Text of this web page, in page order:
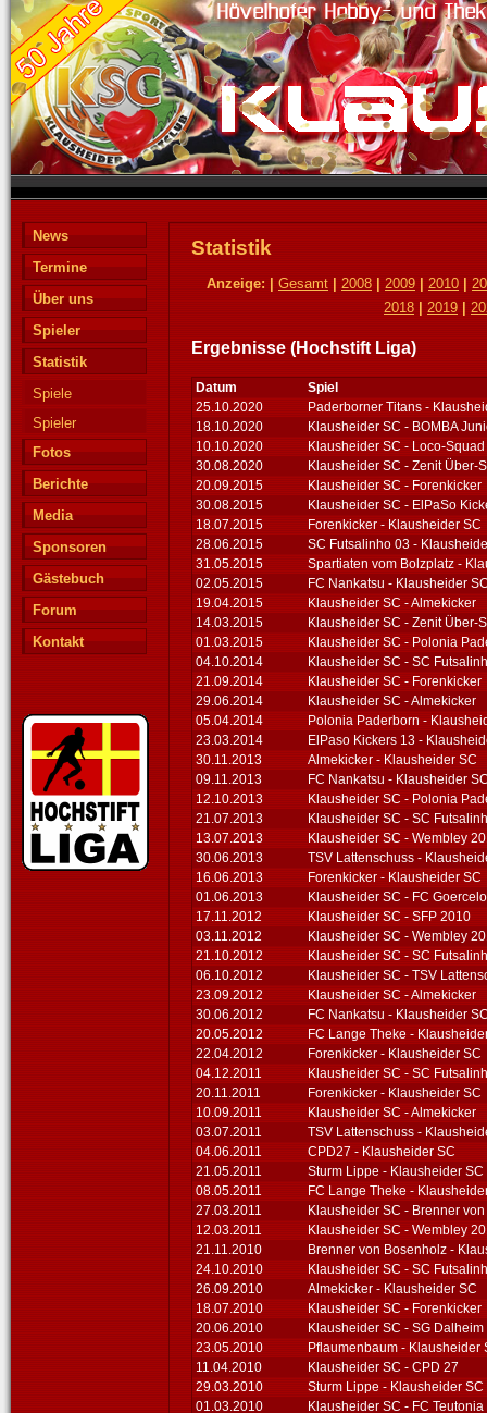
News
Termine
Über uns
Spieler
Statistik
Spiele
Spieler
Fotos
Berichte
Media
Sponsoren
Gästebuch
Forum
Kontakt
Statistik
Anzeige: | Gesamt 2008 2009 2010
2018
2019
Ergebnisse (Hochstift Liga)
Datum
Spiel
25.10.2020
Paderborner Titans -
18.10.2020
Klausheider SC - BOMBA
10.10.2020
Klausheider SC - Loco-
30.08.2020
Klausheider SC - Zenit Über-
20.09.2015
Klausheider SC - Forenkicker
30.08.2015
Klausheider SC - ElPaSo
18.07.2015
Forenkicker - Klausheider SC
28.06.2015
SC Futsalinho 03 -
31.05.2015
Spartiaten vom Bolzplatz -
02.05.2015
FC Nankatsu - Klausheider
19.04.2015
Klausheider SC - Almekicker
14.03.2015
Klausheider SC - Zenit Über-
01.03.2015
Klausheider SC - Polonia
04.10.2014
Klausheider SC - SC
21.09.2014
Klausheider SC - Forenkicker
29.06.2014
Klausheider SC - Almekicker
05.04.2014
Polonia Paderborn -
23.03.2014
ElPaso Kickers 13 -
30.11.2013
Almekicker - Klausheider SC
09.11.2013
FC Nankatsu - Klausheider
12.10.2013
Klausheider SC - Polonia
21.07.2013
Klausheider SC - SC
13.07.2013
Klausheider SC - Wembley
30.06.2013
TSV Lattenschuss -
16.06.2013
Forenkicker - Klausheider SC
01.06.2013
Klausheider SC - FC
17.11.2012
Klausheider SC - SFP 2010
03.11.2012
Klausheider SC - Wembley
21.10.2012
Klausheider SC - SC
06.10.2012
Klausheider SC - TSV
23.09.2012
Klausheider SC - Almekicker
30.06.2012
FC Nankatsu - Klausheider
20.05.2012
FC Lange Theke -
22.04.2012
Forenkicker - Klausheider SC
04.12.2011
Klausheider SC - SC
20.11.2011
Forenkicker - Klausheider SC
10.09.2011
Klausheider SC - Almekicker
03.07.2011
TSV Lattenschuss -
04.06.2011
CPD27 - Klausheider SC
21.05.2011
Sturm Lippe - Klausheider SC
08.05.2011
FC Lange Theke -
27.03.2011
Klausheider SC - Brenner
12.03.2011
Klausheider SC - Wembley
21.11.2010
Brenner von Bosenholz -
24.10.2010
Klausheider SC - SC
26.09.2010
Almekicker - Klausheider SC
18.07.2010
Klausheider SC - Forenkicker
20.06.2010
Klausheider SC - SG Dalheim
23.05.2010
Pflaumenbaum - Klausheider
11.04.2010
Klausheider SC - CPD 27
29.03.2010
Sturm Lippe - Klausheider SC
01.03.2010
Klausheider SC - FC Teutonia